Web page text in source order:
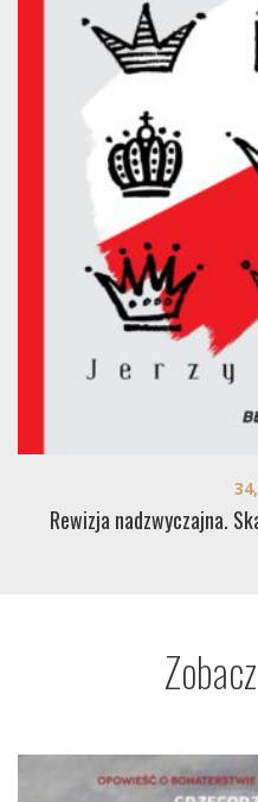
Rewizja nadzwyczajna.